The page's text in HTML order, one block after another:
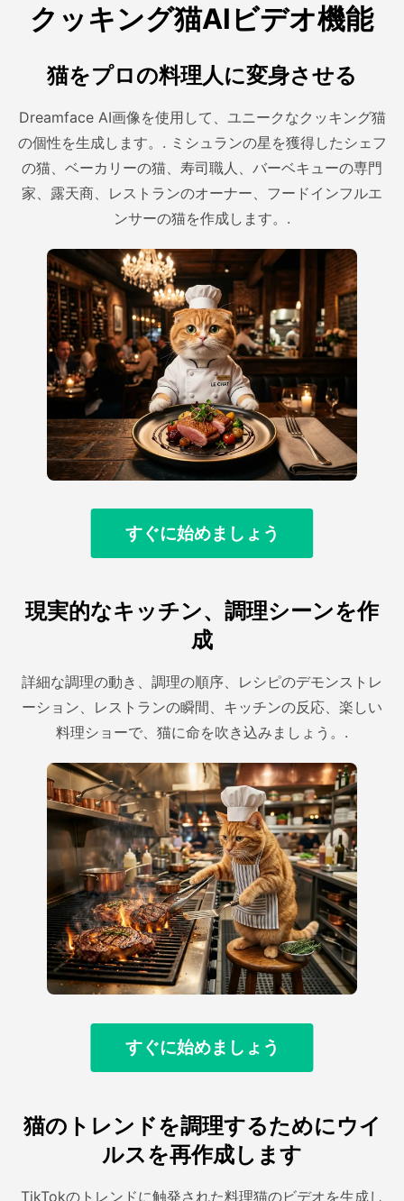
クッキング猫AIビデオ機能
猫をプロの料理人に変身させる
Dreamface AI画像を使用して、ユニークなクッキング猫
の個性を生成します。. ミシュランの星を獲得したシェフ
の猫、ベーカリーの猫、寿司職人、バーベキューの専門
家、露天商、レストランのオーナー、フードインフルエ
ンサーの猫を作成します。.
すぐに始めましょう
現実的なキッチン、調理シーンを作
成
詳細な調理の動き、調理の順序、レシピのデモンストレ
ーション、レストランの瞬間、キッチンの反応、楽しい
料理ショーで、猫に命を吹き込みましょう。.
すぐに始めましょう
猫のトレンドを調理するためにウイ
ルスを再作成します
TikTokのトレンドに触発された料理猫のビデオを生成し